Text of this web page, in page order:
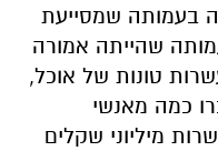
בעמותה שמסייעת
שהייתה אמורה
טונות של אוכל,
כמה מאנשי
מיליוני שקלים